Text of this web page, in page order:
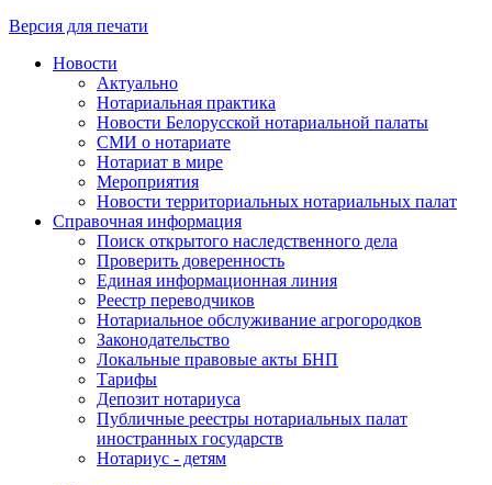
Версия для печати
Новости
Актуально
Нотариальная практика
Новости Белорусской нотариальной палаты
СМИ о нотариате
Нотариат в мире
Мероприятия
Новости территориальных нотариальных палат
Справочная информация
Поиск открытого наследственного дела
Проверить доверенность
Единая информационная линия
Реестр переводчиков
Нотариальное обслуживание агрогородков
Законодательство
Локальные правовые акты БНП
Тарифы
Депозит нотариуса
Публичные реестры нотариальных палат
иностранных государств
Нотариус - детям